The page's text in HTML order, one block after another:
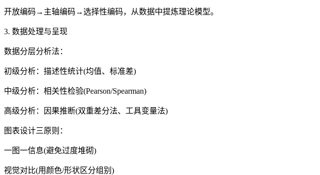
开放编码→主轴编码→选择性编码，从数据中提炼理论模型。
3. 数据处理与呈现
数据分层分析法：
初级分析：描述性统计(均值、标准差)
中级分析：相关性检验(Pearson/Spearman)
高级分析：因果推断(双重差分法、工具变量法)
图表设计三原则：
一图一信息(避免过度堆砌)
视觉对比(用颜色/形状区分组别)